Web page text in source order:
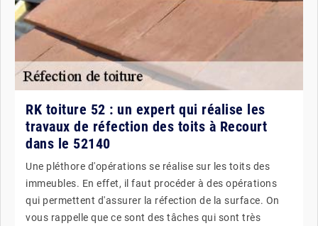
RK toiture 52 : un expert qui réalise les
travaux de réfection des toits à Recourt
dans le 52140
Une pléthore d'opérations se réalise sur les toits des
immeubles. En effet, il faut procéder à des opérations
qui permettent d'assurer la réfection de la surface. On
vous rappelle que ce sont des tâches qui sont très